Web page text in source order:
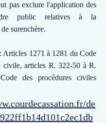
pas exclure l'application des
public relatives à la
surenchère.
Articles 1271 à 1281 du Code
civile, articles R. 322-50 à R.
des procédures civiles
de